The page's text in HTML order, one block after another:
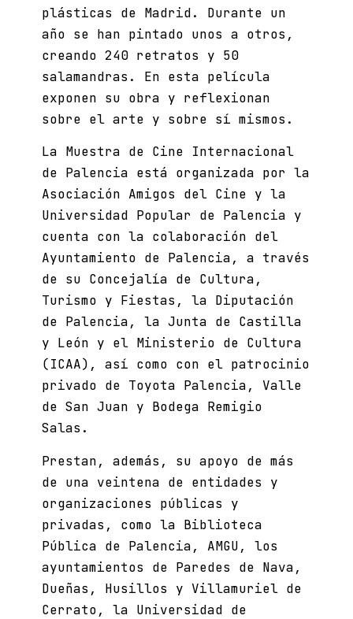
plásticas de Madrid. Durante un
año se han pintado unos a otros,
creando 240 retratos y 50
salamandras. En esta película
exponen su obra y reflexionan
sobre el arte y sobre sí mismos.
La Muestra de Cine Internacional
de Palencia está organizada por la
Asociación Amigos del Cine y la
Universidad Popular de Palencia y
cuenta con la colaboración del
Ayuntamiento de Palencia, a través
de su Concejalía de Cultura,
Turismo y Fiestas, la Diputación
de Palencia, la Junta de Castilla
y León y el Ministerio de Cultura
(ICAA), así como con el patrocinio
privado de Toyota Palencia, Valle
de San Juan y Bodega Remigio
Salas .
Prestan, además, su apoyo de más
de una veintena de entidades y
organizaciones públicas y
privadas, como la Biblioteca
Pública de Palencia, AMGU, los
ayuntamientos de Paredes de Nava,
Dueñas, Husillos y Villamuriel de
Cerrato, la Universidad de